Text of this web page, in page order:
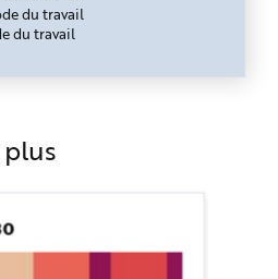
du travail
du travail